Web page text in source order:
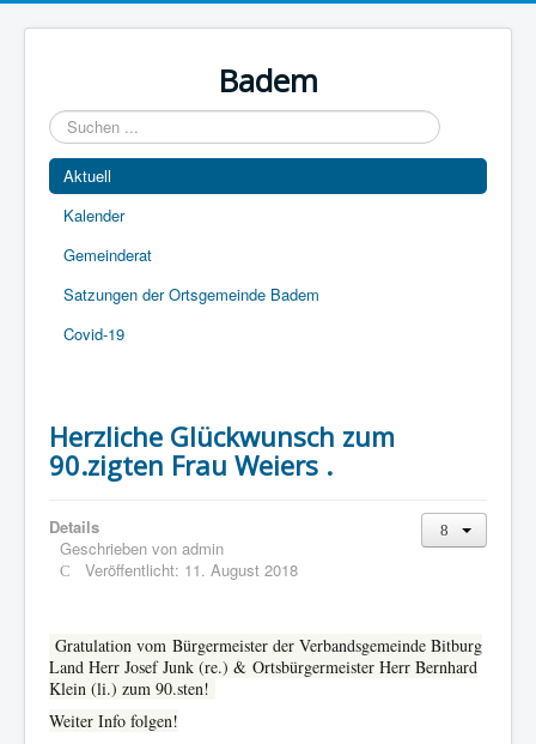
Badem
Suchen
...
Aktuell
Kalender
Gemeinderat
Satzungen der Ortsgemeinde Badem
Covid-19
Herzliche Glückwunsch zum
90.zigten Frau Weiers .
Details
Geschrieben von admin
Veröffentlicht: 11. August 2018
Gratulation vom Bürgermeister der Verbandsgemeinde Bitburg
Land Herr Josef Junk (re.) & Ortsbürgermeister Herr Bernhard
Klein (li.) zum 90.sten!
Weiter Info folgen!